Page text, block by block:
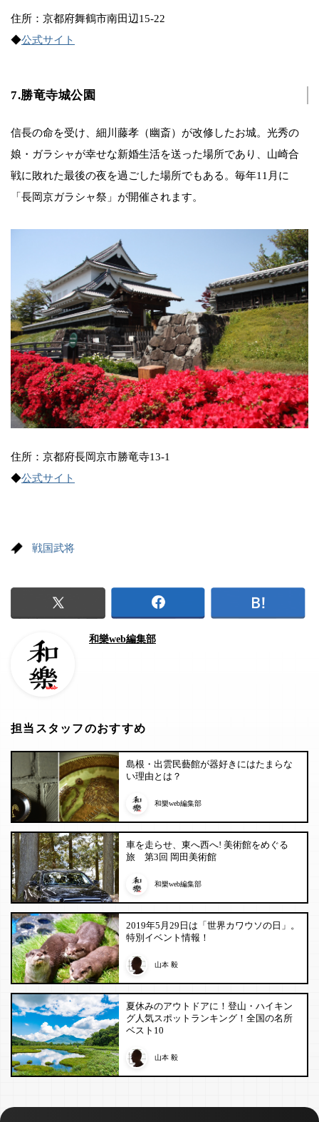
住所：京都府舞鶴市南田辺15-22
◆公式サイト
7.勝竜寺城公園
信長の命を受け、細川藤孝（幽斎）が改修したお城。光秀の
娘・ガラシャが幸せな新婚生活を送った場所であり、山崎合
戦に敗れた最後の夜を過ごした場所でもある。毎年11月に
「長岡京ガラシャ祭」が開催されます。
住所：京都府長岡京市勝竜寺13-1
◆公式サイト
戦国武将
和樂web編集部
担当スタッフのおすすめ
島根・出雲民藝館が器好きにはたまらな
い理由とは？
和樂web編集部
車を走らせ、東へ西へ! 美術館をめぐる
旅 第3回 岡田美術館
和樂web編集部
2019年5月29日は「世界カワウソの日」。
特別イベント情報！
山本 毅
夏休みのアウトドアに！登山・ハイキン
グ人気スポットランキング！全国の名所
ベスト10
山本 毅